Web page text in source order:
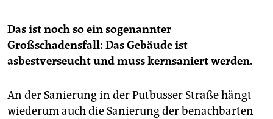
Das ist noch so ein sogenannter
Großschadensfall: Das Gebäude ist
asbestverseucht und muss kernsaniert werden.
An der Sanierung in der Putbusser Straße hängt
wiederum auch die Sanierung der benachbarten